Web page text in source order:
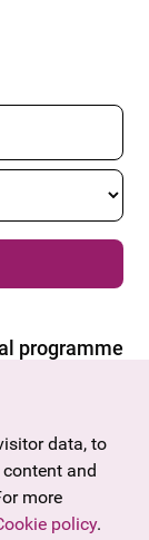
programme
data, to
and
more
policy.